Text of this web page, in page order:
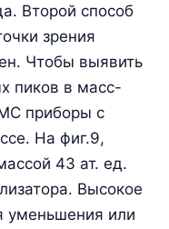
Второй способ
зрения
Чтобы выявить
пиков в масс-
приборы с
На фиг.9,
43 ат. ед.
Высокое
уменьшения или